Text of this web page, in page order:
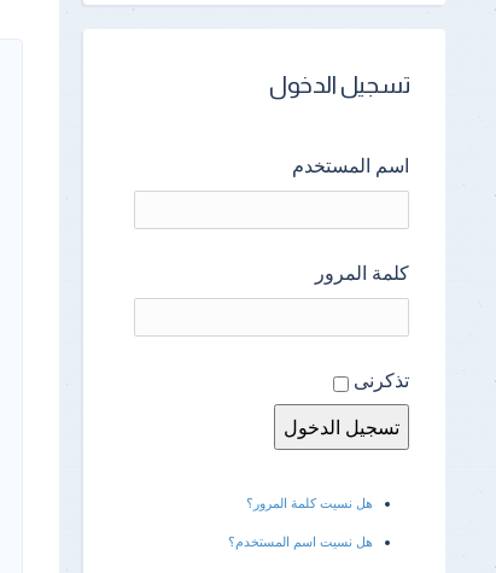
تسجيل الدخول
اسم المستخدم
كلمة المرور
تذكرنى
هل نسيت كلمة المرور؟
هل نسيت اسم المستخدم؟